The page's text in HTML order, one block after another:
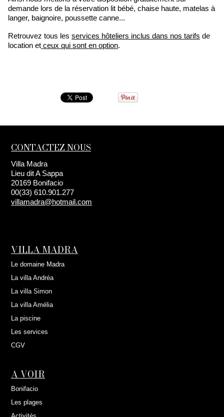
demande lors de la réservation lit bébé, chaise haute, matelas à
langer, baignoire, poussette canne...
Retrouvez tous les services hôteliers inclus dans nos tarifs de
location et ceux qui sont en option.
CONTACTEZ NOUS
Villa Madra
Lieu dit A Sappa
20169 Bonifacio
00(33) 610.901.277
villamadra@hotmail.com
VILLA MADRA
Le domaine Madra
La villa Andréa
La villa Simon
La villa Amélia
La piscine
Les services
CGV
A VOIR
Bonifacio
Les plages